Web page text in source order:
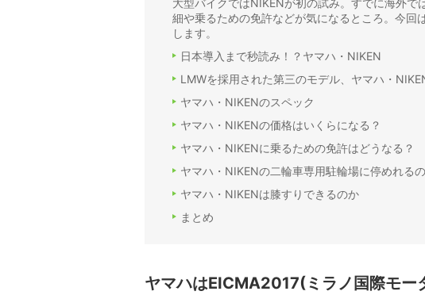
大型バイクではNIKENが初の試み。すでに海外
細や乗るための免許などが気になるところ。今回
します。
日本導入まで秒読み！？ヤマハ・NIKEN
LMWを採用された第三のモデル、ヤマハ・
ヤマハ・NIKENのスペック
ヤマハ・NIKENの価格はいくらになる？
ヤマハ・NIKENに乗るための免許はどうなる？
ヤマハ・NIKENの二輪車専用駐輪場に停めれる
ヤマハ・NIKENは膝すりできるのか
まとめ
ヤマハはEICMA2017(ミラノ国際モー